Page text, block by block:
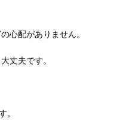
心配がありません。
丈夫です。
。